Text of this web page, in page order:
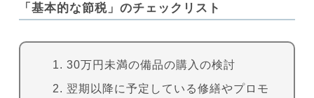
「基本的な節税」のチェックリスト
30万円未満の備品の購入の検討
翌期以降に予定している修繕やプロモ